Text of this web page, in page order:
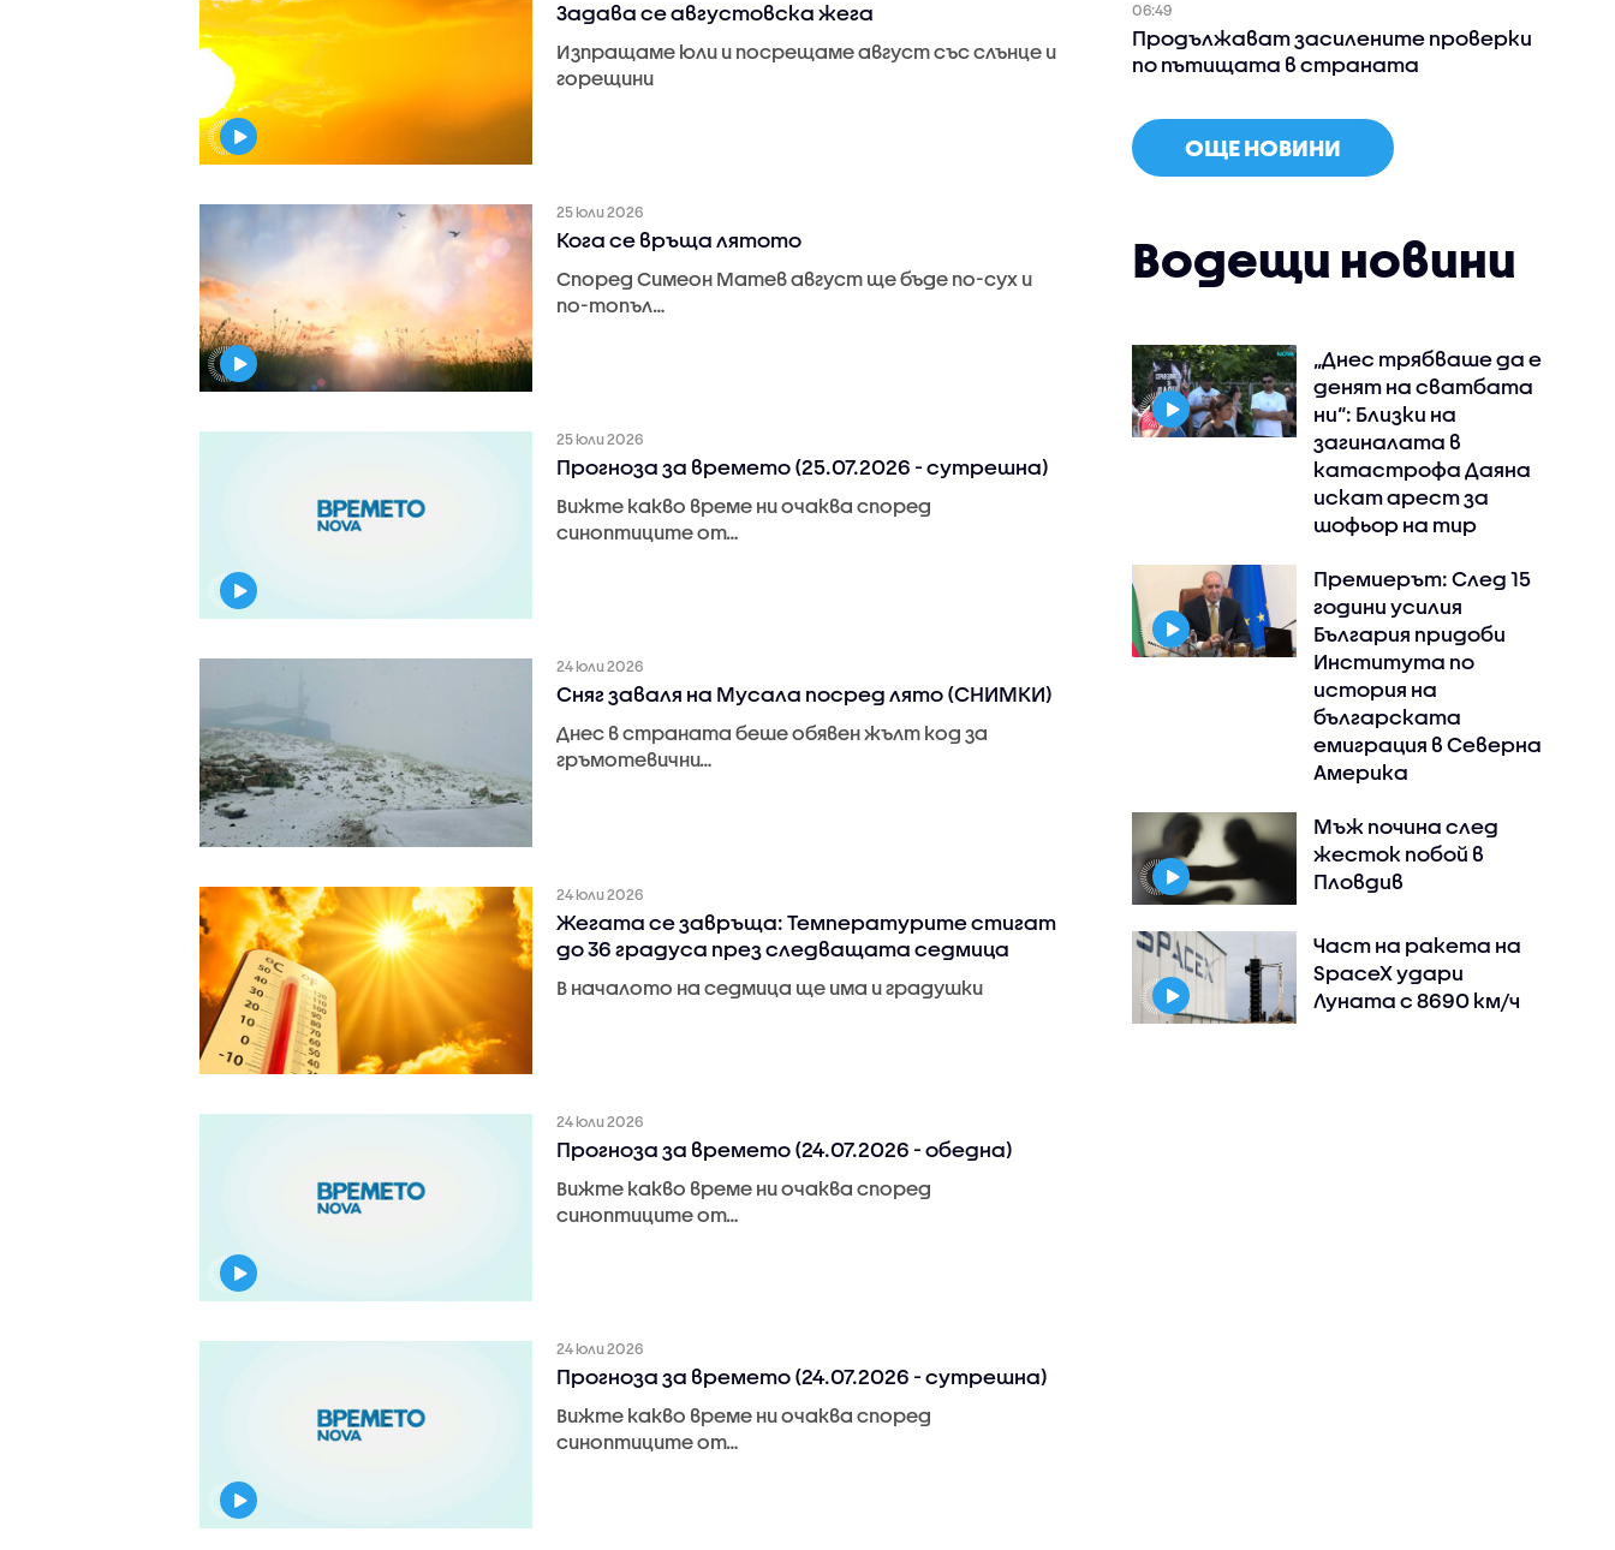
Задава се августовска жега
Изпращаме юли и посрещаме август със слънце и
горещини
25 юли 2026
Кога се връща лятото
Според Симеон Матев август ще бъде по-сух и
по-топъл…
25 юли 2026
Прогноза за времето (25.07.2026 - сутрешна)
Вижте какво време ни очаква според
синоптиците от…
24 юли 2026
Сняг заваля на Мусала посред лято (СНИМКИ)
Днес в страната беше обявен жълт код за
гръмотевични…
24 юли 2026
Жегата се завръща: Температурите стигат
до 36 градуса през следващата седмица
В началото на седмица ще има и градушки
24 юли 2026
Прогноза за времето (24.07.2026 - обедна)
Вижте какво време ни очаква според
синоптиците от…
24 юли 2026
Прогноза за времето (24.07.2026 - сутрешна)
Вижте какво време ни очаква според
синоптиците от…
06:49
Продължават засилените проверки
по пътищата в страната
ОЩЕ НОВИНИ
Водещи новини
„Днес трябваше да е
денят на сватбата
ни“: Близки на
загиналата в
катастрофа Даяна
искат арест за
шофьор на тир
Премиерът: След 15
години усилия
България придоби
Института по
история на
българската
емиграция в Северна
Америка
Мъж почина след
жесток побой в
Пловдив
Част на ракета на
SpaceX удари
Луната с 8690 км/ч